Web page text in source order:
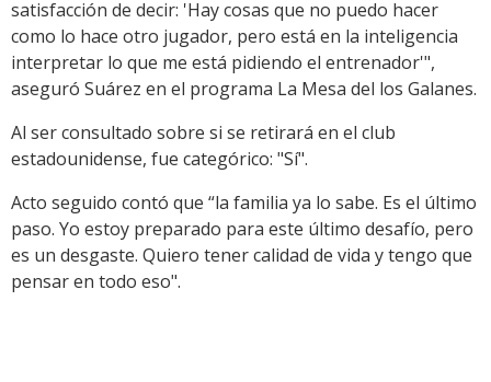
satisfacción de decir: 'Hay cosas que no puedo hacer
como lo hace otro jugador, pero está en la inteligencia
interpretar lo que me está pidiendo el entrenador'",
aseguró Suárez en el programa La Mesa del los Galanes.
Al ser consultado sobre si se retirará en el club
estadounidense, fue categórico: "Sí".
Acto seguido contó que “la familia ya lo sabe. Es el último
paso. Yo estoy preparado para este último desafío, pero
es un desgaste. Quiero tener calidad de vida y tengo que
pensar en todo eso".